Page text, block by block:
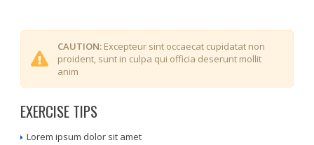
CAUTION: Excepteur sint occaecat cupidatat non
proident, sunt in culpa qui officia deserunt mollit
anim
EXERCISE TIPS
Lorem ipsum dolor sit amet